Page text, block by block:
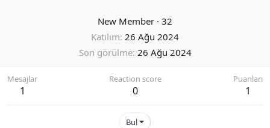
New Member · 32
Katılım 26 Ağu 2024
Son görülme 26 Ağu 2024
Mesajlar
1
Reaction score
0
Puanları
1
Bul